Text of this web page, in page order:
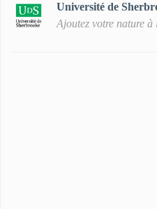
Université de
Ajoutez votre nature à